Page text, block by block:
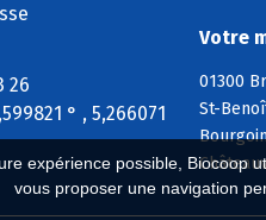
expérience possible, Biocoop
vous proposer une navigation
26
° , 5,266071
Votre
01300
St-